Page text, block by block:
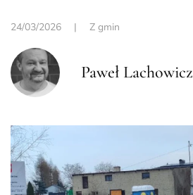
24/03/2026 | Z gmin
Paweł Lachowicz